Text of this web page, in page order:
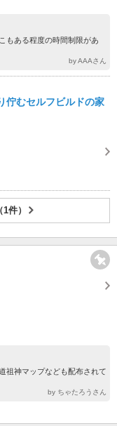
もある程度の時間制限があ
by AAAさん
むセルフビルドの家
件）
祖神マップなども配布されて
by ちゃたろうさん